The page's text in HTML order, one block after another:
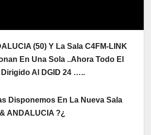
(50) Y La Sala C4FM-LINK
En Una Sola ..Ahora Todo El
Al DGID 24 …..
Disponemos En La Nueva Sala
ANDALUCIA ?¿